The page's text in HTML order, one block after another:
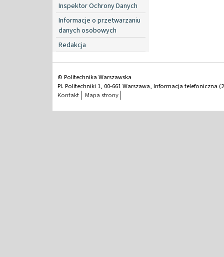
Inspektor Ochrony Danych
Informacje o przetwarzaniu
danych osobowych
Redakcja
© Politechnika Warszawska
Pl. Politechniki 1, 00-661 Warszawa, Informacja telefoniczna
Kontakt
Mapa strony